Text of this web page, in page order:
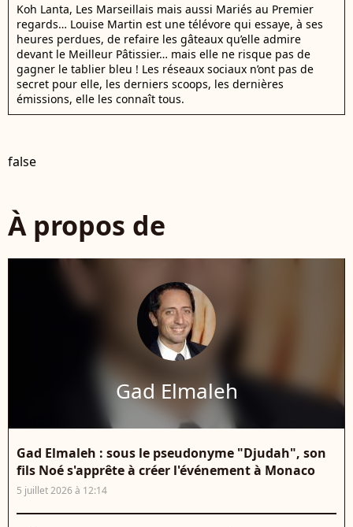
Koh Lanta, Les Marseillais mais aussi Mariés au Premier
regards… Louise Martin est une télévore qui essaye, à ses
heures perdues, de refaire les gâteaux qu’elle admire
devant le Meilleur Pâtissier… mais elle ne risque pas de
gagner le tablier bleu ! Les réseaux sociaux n’ont pas de
secret pour elle, les derniers scoops, les dernières
émissions, elle les connaît tous.
false
À propos de
Gad Elmaleh
Gad Elmaleh : sous le pseudonyme "Djudah", son
fils Noé s'apprête à créer l'événement à Monaco
5 juillet 2026 à 12:14